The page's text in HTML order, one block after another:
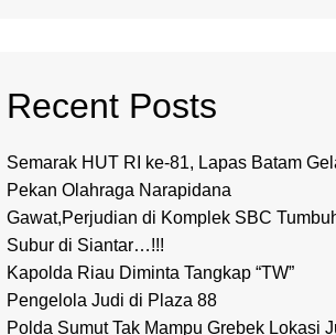
Recent Posts
Semarak HUT RI ke-81, Lapas Batam
Pekan Olahraga Narapidana
Gawat,Perjudian di Komplek SBC
Subur di Siantar…!!!
Kapolda Riau Diminta Tangkap “TW”
Pengelola Judi di Plaza 88
Polda Sumut Tak Mampu Grebek Lokasi